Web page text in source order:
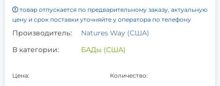
товар отпускается по предварительному заказу, актуальную
цену и срок поставки уточняйте у оператора по телефону
Производитель:
Natures Way (США)
В категории:
БАДы (США)
Цена: Количество: